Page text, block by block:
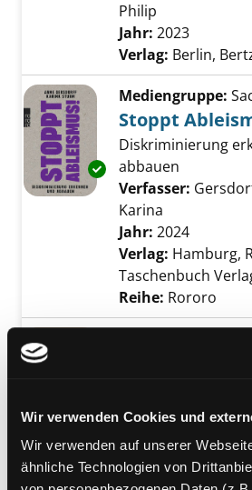
Wir verwenden Cookies und
Wir verwenden auf unserer
ähnliche Technologien von
Philip
Jahr: 2023
Verlag: Berlin,
Exemplar-Details von
Mediengruppe:
Stoppt
Diskriminierung
abbauen
Verfasser:
Karina
Jahr: 2024
Verlag: Hamburg,
Taschenbuch
Reihe: Rororo
Exemplar-Details von
Das ist
steckt
Jahr:2023
Verlag:Münster,